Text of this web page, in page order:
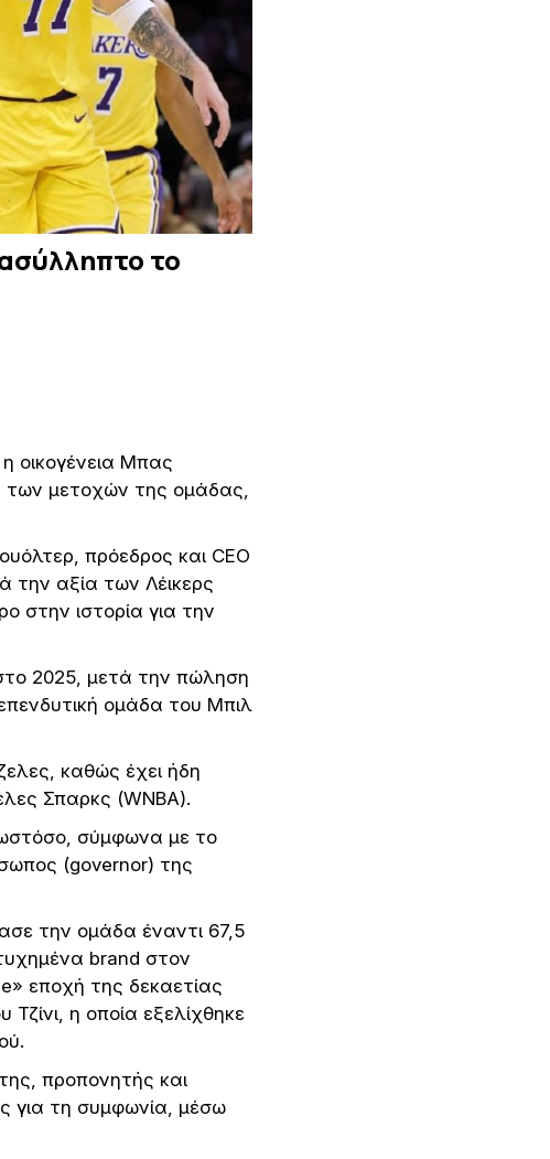
το
οικογένεια Μπας
των μετοχών της ομάδας,
πρόεδρος και CEO
την αξία των Λέικερς
στην ιστορία για την
2025, μετά την πώληση
ομάδα του Μπιλ
καθώς έχει ήδη
Σπαρκς (WNBA).
ωστόσο, σύμφωνα με το
(governor) της
την ομάδα έναντι 67,5
brand στον
εποχή της δεκαετίας
η οποία εξελίχθηκε
προπονητής και
για τη συμφωνία, μέσω